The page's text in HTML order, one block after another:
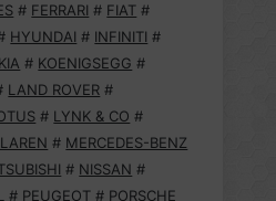
# FERRARI # FIAT #
HYUNDAI # INFINITI #
KIA # KOENIGSEGG #
LAND ROVER #
# LYNK & CO #
# MERCEDES-BENZ
# NISSAN #
# PEUGEOT # PORSCHE